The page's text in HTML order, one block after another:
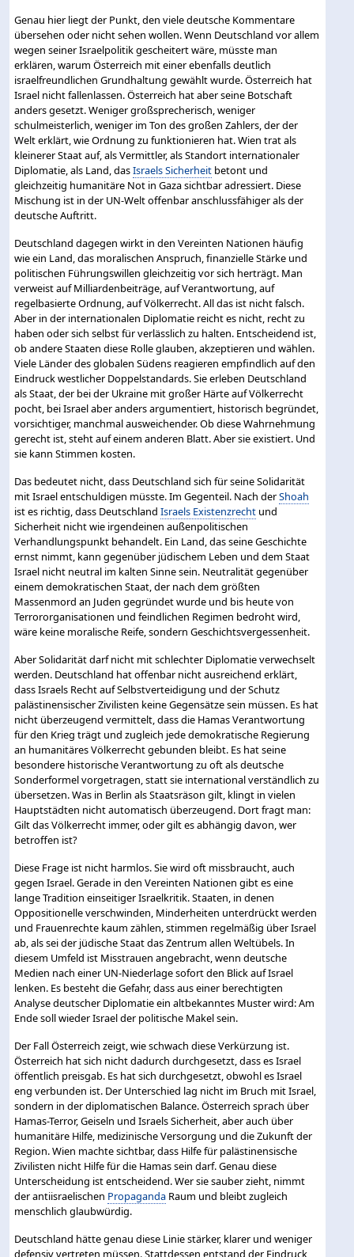
Genau hier liegt der Punkt, den viele deutsche Kommentare
übersehen oder nicht sehen wollen. Wenn Deutschland vor allem
wegen seiner Israelpolitik gescheitert wäre, müsste man
erklären, warum Österreich mit einer ebenfalls deutlich
israelfreundlichen Grundhaltung gewählt wurde. Österreich hat
Israel nicht fallenlassen. Österreich hat aber seine Botschaft
anders gesetzt. Weniger großsprecherisch, weniger
schulmeisterlich, weniger im Ton des großen Zahlers, der der
Welt erklärt, wie Ordnung zu funktionieren hat. Wien trat als
kleinerer Staat auf, als Vermittler, als Standort internationaler
Diplomatie, als Land, dasIsraels Sicherheit betont und
gleichzeitig humanitäre Not in Gaza sichtbar adressiert. Diese
Mischung ist in der UN-Welt offenbar anschlussfähiger als der
deutsche Auftritt.
Deutschland dagegen wirkt in den Vereinten Nationen häufig
wie ein Land, das moralischen Anspruch, finanzielle Stärke und
politischen Führungswillen gleichzeitig vor sich herträgt. Man
verweist auf Milliardenbeiträge, auf Verantwortung, auf
regelbasierte Ordnung, auf Völkerrecht. All das ist nicht falsch.
Aber in der internationalen Diplomatie reicht es nicht, recht zu
haben oder sich selbst für verlässlich zu halten. Entscheidend ist,
ob andere Staaten diese Rolle glauben, akzeptieren und wählen.
Viele Länder des globalen Südens reagieren empfindlich auf den
Eindruck westlicher Doppelstandards. Sie erleben Deutschland
als Staat, der bei der Ukraine mit großer Härte auf Völkerrecht
pocht, bei Israel aber anders argumentiert, historisch begründet,
vorsichtiger, manchmal ausweichender. Ob diese Wahrnehmung
gerecht ist, steht auf einem anderen Blatt. Aber sie existiert. Und
sie kann Stimmen kosten.
Das bedeutet nicht, dass Deutschland sich für seine Solidarität
mit Israel entschuldigen müsste. Im Gegenteil. Nach derShoah
ist es richtig, dass DeutschlandIsraels Existenzrecht und
Sicherheit nicht wie irgendeinen außenpolitischen
Verhandlungspunkt behandelt. Ein Land, das seine Geschichte
ernst nimmt, kann gegenüber jüdischem Leben und dem Staat
Israel nicht neutral im kalten Sinne sein. Neutralität gegenüber
einem demokratischen Staat, der nach dem größten
Massenmord an Juden gegründet wurde und bis heute von
Terrororganisationen und feindlichen Regimen bedroht wird,
wäre keine moralische Reife, sondern Geschichtsvergessenheit.
Aber Solidarität darf nicht mit schlechter Diplomatie verwechselt
werden. Deutschland hat offenbar nicht ausreichend erklärt,
dass Israels Recht auf Selbstverteidigung und der Schutz
palästinensischer Zivilisten keine Gegensätze sein müssen. Es hat
nicht überzeugend vermittelt, dass die Hamas Verantwortung
für den Krieg trägt und zugleich jede demokratische Regierung
an humanitäres Völkerrecht gebunden bleibt. Es hat seine
besondere historische Verantwortung zu oft als deutsche
Sonderformel vorgetragen, statt sie international verständlich zu
übersetzen. Was in Berlin als Staatsräson gilt, klingt in vielen
Hauptstädten nicht automatisch überzeugend. Dort fragt man:
Gilt das Völkerrecht immer, oder gilt es abhängig davon, wer
betroffen ist?
Diese Frage ist nicht harmlos. Sie wird oft missbraucht, auch
gegen Israel. Gerade in den Vereinten Nationen gibt es eine
lange Tradition einseitiger Israelkritik. Staaten, in denen
Oppositionelle verschwinden, Minderheiten unterdrückt werden
und Frauenrechte kaum zählen, stimmen regelmäßig über Israel
ab, als sei der jüdische Staat das Zentrum allen Weltübels. In
diesem Umfeld ist Misstrauen angebracht, wenn deutsche
Medien nach einer UN-Niederlage sofort den Blick auf Israel
lenken. Es besteht die Gefahr, dass aus einer berechtigten
Analyse deutscher Diplomatie ein altbekanntes Muster wird: Am
Ende soll wieder Israel der politische Makel sein.
Der Fall Österreich zeigt, wie schwach diese Verkürzung ist.
Österreich hat sich nicht dadurch durchgesetzt, dass es Israel
öffentlich preisgab. Es hat sich durchgesetzt, obwohl es Israel
eng verbunden ist. Der Unterschied lag nicht im Bruch mit Israel,
sondern in der diplomatischen Balance. Österreich sprach über
Hamas-Terror, Geiseln und Israels Sicherheit, aber auch über
humanitäre Hilfe, medizinische Versorgung und die Zukunft der
Region. Wien machte sichtbar, dass Hilfe für palästinensische
Zivilisten nicht Hilfe für die Hamas sein darf. Genau diese
Unterscheidung ist entscheidend. Wer sie sauber zieht, nimmt
der antiisraelischen Propaganda Raum und bleibt zugleich
menschlich glaubwürdig.
Deutschland hätte genau diese Linie stärker, klarer und weniger
defensiv vertreten müssen. Stattdessen entstand der Eindruck